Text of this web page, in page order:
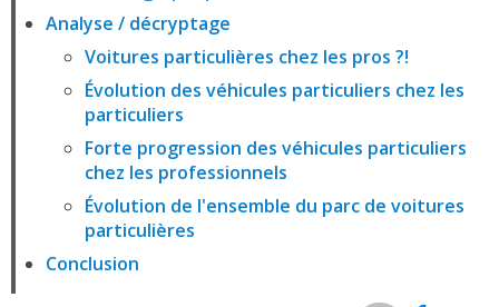
Analyse / décryptage
Voitures particulières chez les pros ?!
Évolution des véhicules particuliers chez les
particuliers
Forte progression des véhicules particuliers
chez les professionnels
Évolution de l'ensemble du parc de voitures
particulières
Conclusion